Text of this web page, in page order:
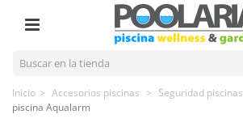
Inicio > Accesorios piscinas > Seguridad piscinas
piscina Aqualarm